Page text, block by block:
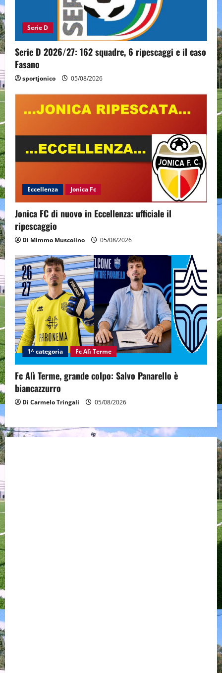
Serie D
Serie D 2026/27: 162 squadre, 6 ripescaggi e il caso
Fasano
sportjonico 05/08/2026
Eccellenza Jonica Fc
Jonica FC di nuovo in Eccellenza: ufficiale il
ripescaggio
Di Mimmo Muscolino 05/08/2026
1^ categoria Fc Alì Terme
Fc Alì Terme, grande colpo: Salvo Panarello è
biancazzurro
Di Carmelo Tringali 05/08/2026